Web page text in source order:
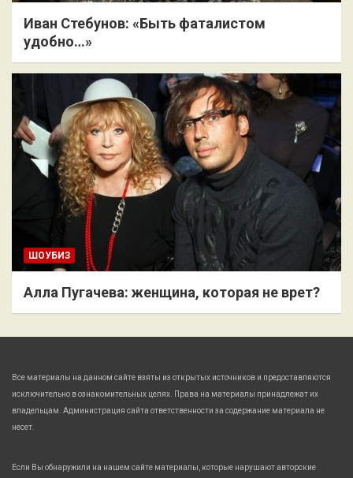
Иван Стебунов: «Быть фаталистом
удобно…»
ШОУБИЗ
Алла Пугачева: женщина, которая не врет?
Все материалы на данном сайте взяты из открытых источников и предоставляются
исключительно в ознакомительных целях. Права на материалы принадлежат их
владельцам. Администрация сайта ответственности за содержание материала не
несет.
Если Вы обнаружили на нашем сайте материалы, которые нарушают авторские